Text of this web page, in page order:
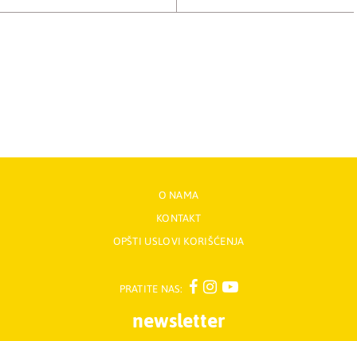
O NAMA
KONTAKT
OPŠTI USLOVI KORIŠĆENJA
PRATITE NAS:
newsletter